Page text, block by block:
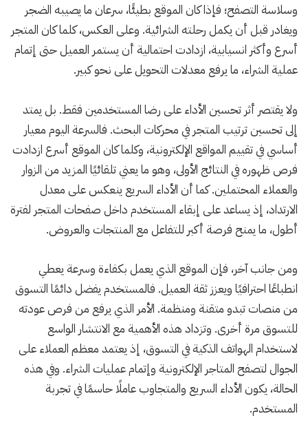
وسلاسة التصفح؛ فإذا كان الموقع بطيئًا، سرعان ما يصيبه الضجر
ويغادر قبل أن يكمل رحلته الشرائية. وعلى العكس، كلما كان المتجر
أسرع وأكثر انسيابية، ازدادت احتمالية أن يستمر العميل حتى إتمام
عملية الشراء، ما يرفع معدلات التحويل على نحو كبير.
ولا يقتصر أثر تحسين الأداء على رضا المستخدمين فقط. بل يمتد
إلى تحسين ترتيب المتجر في محركات البحث. فالسرعة اليوم معيار
أساسي في تقييم المواقع الإلكترونية، وكلما كان الموقع أسرع ازدادت
فرص ظهوره في النتائج الأولى، وهو ما يعني تلقائيًا المزيد من الزوار
والعملاء المحتملين. كما أن الأداء السريع ينعكس على معدل
الارتداد، إذ يساعد على إبقاء المستخدم داخل صفحات المتجر لفترة
أطول، ما يمنح فرصة أكبر للتفاعل مع المنتجات والعروض.
ومن جانب آخر، فإن الموقع الذي يعمل بكفاءة وسرعة يعطي
انطباعًا احترافيًا ويعزز ثقة العميل. فالمستخدم يفضل دائمًا التسوق
من منصات تبدو متقنة ومنظمة. الأمر الذي يرفع من فرص عودته
للتسوق مرة أخرى. وتزداد هذه الأهمية مع الانتشار الواسع
لاستخدام الهواتف الذكية في التسوق، إذ يعتمد معظم العملاء على
الجوال لتصفح المتاجر الإلكترونية وإتمام عمليات الشراء. وفي هذه
الحالة، يكون الأداء السريع والمتجاوب عاملًا حاسمًا في تجربة
المستخدم.